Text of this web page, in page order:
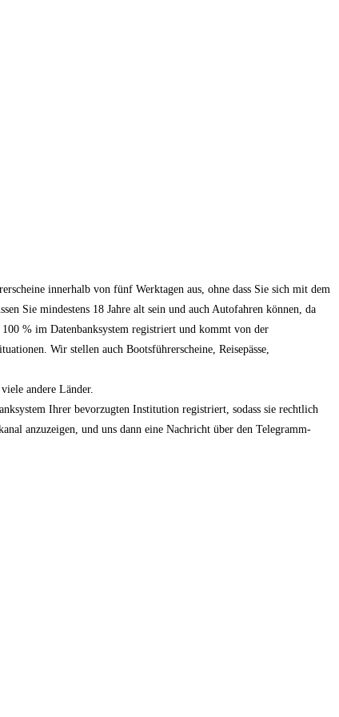
innerhalb von fünf Werktagen aus, ohne dass Sie sich mit dem
Sie mindestens 18 Jahre alt sein und auch Autofahren können, da
% im Datenbanksystem registriert und kommt von der
Wir stellen auch Bootsführerscheine, Reisepässe,
andere Länder.
Ihrer bevorzugten Institution registriert, sodass sie rechtlich
anzuzeigen, und uns dann eine Nachricht über den Telegramm-